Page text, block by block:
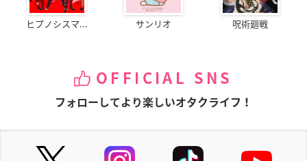
ヒプノシスマ... サンリオ 呪術廻戦
OFFICIAL SNS
フォローしてより楽しいオタクライフ！